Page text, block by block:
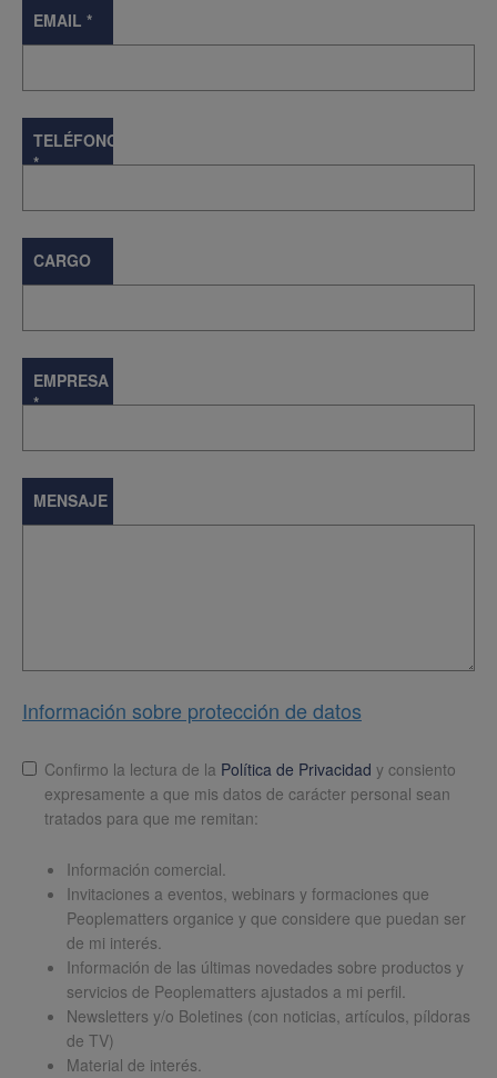
EMAIL *
TELÉFONO
*
CARGO
EMPRESA
*
MENSAJE
Información sobre protección de datos
LopdConfirmo la lectura de la Política de Privacidad y consiento
expresamente a que mis datos de carácter personal sean
tratados para que me remitan:
Información comercial.
Invitaciones a eventos, webinars y formaciones que
Peoplematters organice y que considere que puedan ser
de mi interés.
Información de las últimas novedades sobre productos y
servicios de Peoplematters ajustados a mi perfil.
Newsletters y/o Boletines (con noticias, artículos, píldoras
de TV)
Material de interés.